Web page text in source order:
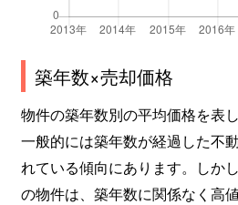
築年数×売却価格
物件の築年数別の平均価格を表
一般的には築年数が経過した不
れている傾向にあります。しか
の物件は、築年数に関係なく高